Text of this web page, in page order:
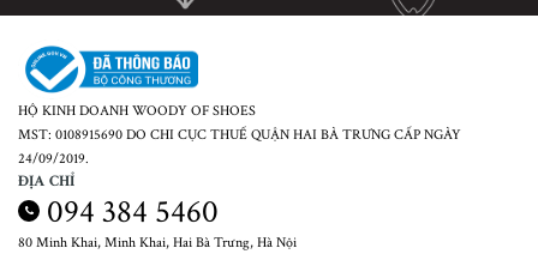
HỘ KINH DOANH WOODY OF SHOES
MST: 0108915690 DO CHI CỤC THUẾ QUẬN HAI BÀ TRƯNG CẤP NGÀY
24/09/2019.
ĐỊA CHỈ
094 384 5460
80 Minh Khai, Minh Khai, Hai Bà Trưng, Hà Nội